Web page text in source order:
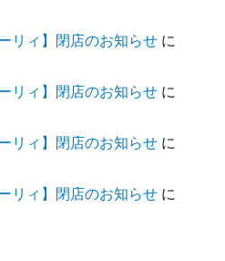
リィ】閉店のお知らせ に
リィ】閉店のお知らせ に
リィ】閉店のお知らせ に
リィ】閉店のお知らせ に